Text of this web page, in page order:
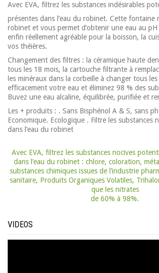
Avec EVA, filtrez les substances indésirables
présentes dans l’eau du robinet. Cette fontaine
robinet et vous permet d’obtenir une eau au
enfin réellement agréable pour la boisson, la
vos théières.
Changement des filtres : la céramique haute
tous les 18 mois, la cartouche filtrante à
les minéraux dans la corbeille à changer tous
efficacement votre eau et éliminez 98 % des
Buvez une eau alcaline, équilibrée, purifiée et
Les + produits : . Sans Bisphénol A & S, sans
Economique. Ecologique . Filtre les substances
dans l’eau du robinet
Avec EVA, filtrez les substances nocives
dans l’eau du robinet : chlore, coloration,
substances chimiques issues de l’industrie
sanitaire, Produits Organiques Volatiles,
que les nitrates
de 60% à 98%.
VIDEOS